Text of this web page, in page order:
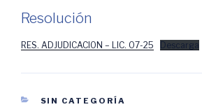
Resolución
RES. ADJUDICACION – LIC. 07-25 Descarga
CATEGORÍAS
SIN CATEGORÍA